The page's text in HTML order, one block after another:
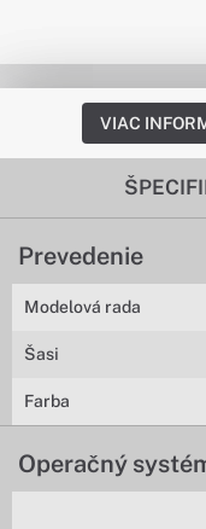
VIAC
Prevedenie
Modelová rada
Šasi
Farba
Operačný